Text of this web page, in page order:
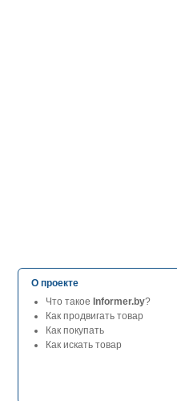
О проекте
Что такое Informer.by?
Как продвигать товар
Как покупать
Как искать товар